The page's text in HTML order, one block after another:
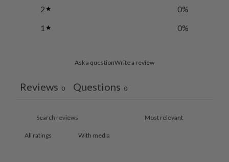
2
0%
1
0%
Ask a questionWrite a review
Reviews 0 Questions 0
With media